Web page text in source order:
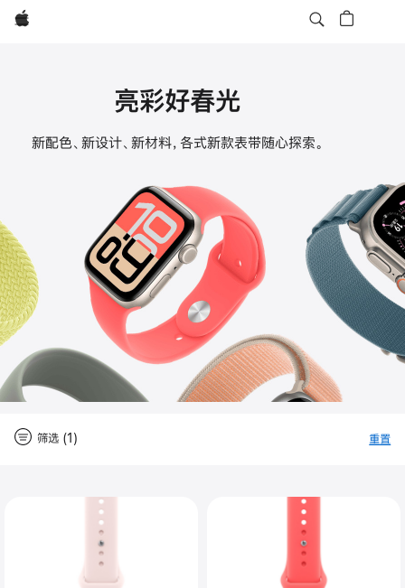
Apple
Apple
带
亮彩好春光
新配色、新设计、新材料，各式新款表带随心探索。
筛选 (1) 重置